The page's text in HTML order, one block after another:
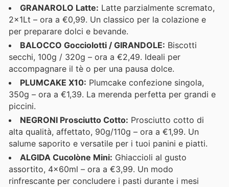
GRANAROLO Latte: Latte parzialmente scremato,
2x1Lt – ora a €0,99. Un classico per la colazione e
per preparare dolci e bevande.
BALOCCO Gocciolotti / GIRANDOLE: Biscotti
secchi, 100g / 320g – ora a €2,49. Ideali per
accompagnare il tè o per una pausa dolce.
PLUMCAKE X10: Plumcake confezione singola,
350g – ora a €1,39. La merenda perfetta per grandi e
piccini.
NEGRONI Prosciutto Cotto: Prosciutto cotto di
alta qualità, affettato, 90g/110g – ora a €1,99. Un
salume saporito e versatile per i tuoi panini e piatti.
ALGIDA Cucolòne Mini: Ghiaccioli al gusto
assortito, 4x60ml – ora a €3,99. Un modo
rinfrescante per concludere i pasti durante i mesi